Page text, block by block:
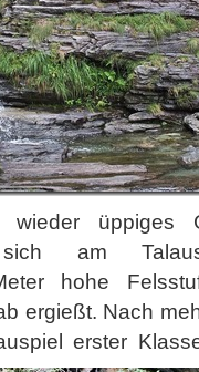
wieder üppiges
am
hohe
ergießt. Nach
erster